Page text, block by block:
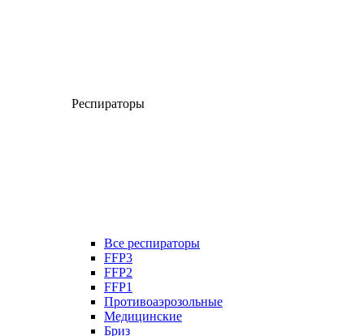
Респираторы
Все респираторы
FFP3
FFP2
FFP1
Противоаэрозольные
Медицинские
Бриз